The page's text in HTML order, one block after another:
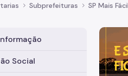
Subprefeituras SP Mais Fácil
Social